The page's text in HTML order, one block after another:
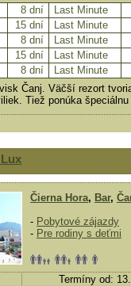
8 dní Last Minute
15 dní Last Minute
8 dní Last Minute
15 dní Last Minute
8 dní Last Minute
Čanj. Väčší rezort
Tiež ponúka
Čierna Hora, Bar,
- Pobytové zájazdy
- Pre rodiny s deťmi
Termíny od: